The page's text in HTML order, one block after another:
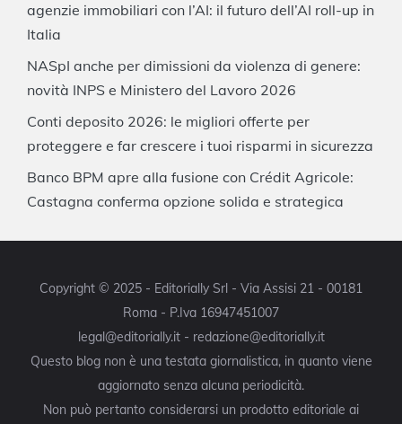
agenzie immobiliari con l’AI: il futuro dell’AI roll-up in
Italia
NASpI anche per dimissioni da violenza di genere:
novità INPS e Ministero del Lavoro 2026
Conti deposito 2026: le migliori offerte per
proteggere e far crescere i tuoi risparmi in sicurezza
Banco BPM apre alla fusione con Crédit Agricole:
Castagna conferma opzione solida e strategica
Copyright © 2025 - Editorially Srl - Via Assisi 21 - 00181
Roma - P.Iva 16947451007
legal@editorially.it - redazione@editorially.it
Questo blog non è una testata giornalistica, in quanto viene
aggiornato senza alcuna periodicità.
Non può pertanto considerarsi un prodotto editoriale ai